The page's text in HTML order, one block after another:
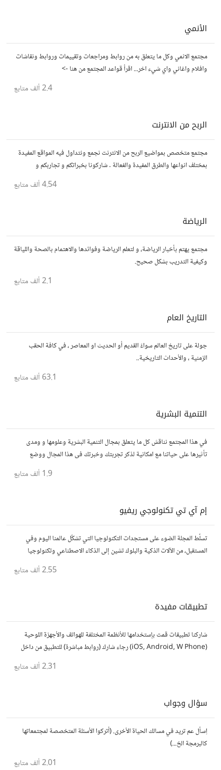
الأنمي
مجتمع الانمي وكل ما يتعلق به من روابط ومراجعات وتقييمات وروابط ونقاشات
وافلام واغاني واي شيء اخر... اقرأ قواعد المجتمع من هنا ->
2.4 ألف متابع
الربح من الانترنت
مجتمع متخصص بمواضيع الربح من الانترنت نجمع ونتداول فيه المواقع المفيدة
بمختلف انواعها والطرق المفيدة والفعالة . شاركونا بخبراتكم و تجاربكم و
4.54 ألف متابع
الرياضة
مجتمع يهتم بأخبار الرياضة، و لتعلم الرياضة وفوائدها والاهتمام بالصحة واللياقة
وكيفية التدريب بشكل صحيح.
2.1 ألف متابع
التاريخ العام
جولة على تاريخ العالم سواءً القديم أو الحديث او المعاصر ، في كافة الحقب
الزمنية ، والأحداث التاريخية..
63.1 ألف متابع
التنمية البشرية
في هذا المجتمع نناقش كل ما يتعلق بمجال التنمية البشرية وعلومها و ومدى
تأثيرها على حياتنا مع امكانية لذكر تجربتك وخبرتك فى هذا المجال ووضع
مقالات وروابط وفيديوهات مفيدة تعمل على التحفيز والنجاح والتقدم
1.9 ألف متابع
إم آي تي تكنولوجي ريفيو
تسلّط المجلة الضوء على مستجدات التكنولوجيا التي تشكّل عالمنا اليوم وفي
المستقبل، من الآلات الذكية والبلوك تشين إلى الذكاء الاصطناعي وتكنولوجيا
2.55 ألف متابع
تطبيقات مفيدة
شاركنا تطبيقات قمت بإستخدامها للأنظمة المختلفة للهواتف والأجهزة اللوحية
(iOS, Android, W Phone) رجاء شارك (روابط مباشرة) للتطبيق من داخل
المتجر..إلا في حالة وجود عدة تطبيقات أو شرح مطول شاركها كموضوع
2.31 ألف متابع
سؤال وجواب
اِسأل عم تريد في مسالك الحياة الأخرى. (أتركوا الأسئلة المتخصصة لمجتمعاتها
كالبرمجة الخ...)
2.01 ألف متابع